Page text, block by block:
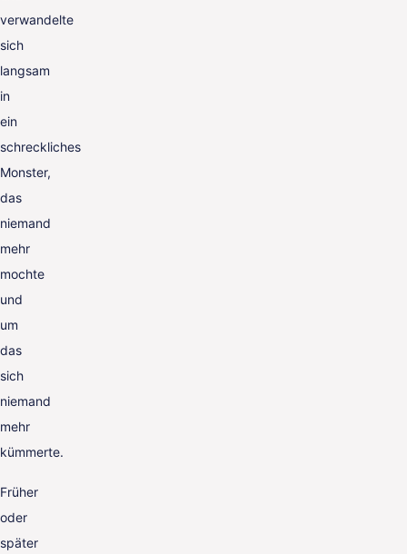
verwandelte
sich
langsam
in
ein
schreckliches
Monster,
das
niemand
mehr
mochte
und
um
das
sich
niemand
mehr
kümmerte.
Früher
oder
später